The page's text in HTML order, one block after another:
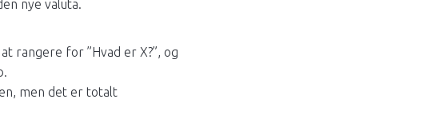
nye valuta.
rangere for ”Hvad er X?”, og
men det er totalt